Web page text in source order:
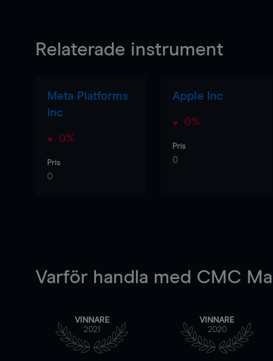
Relaterade instrument
Meta Platforms
Inc
0%
Pris
0
Apple Inc
0%
Pris
0
Varför handla med CMC
VINNARE
2021
VINNARE
2020